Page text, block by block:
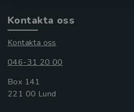
Kontakta oss
Kontakta oss
046-31 20 00
Box 141
221 00 Lund